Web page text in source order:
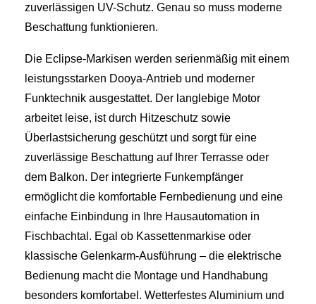
zuverlässigen UV-Schutz. Genau so muss moderne
Beschattung funktionieren.
Die Eclipse-Markisen werden serienmäßig mit einem
leistungsstarken Dooya-Antrieb und moderner
Funktechnik ausgestattet. Der langlebige Motor
arbeitet leise, ist durch Hitzeschutz sowie
Überlastsicherung geschützt und sorgt für eine
zuverlässige Beschattung auf Ihrer Terrasse oder
dem Balkon. Der integrierte Funkempfänger
ermöglicht die komfortable Fernbedienung und eine
einfache Einbindung in Ihre Hausautomation in
Fischbachtal. Egal ob Kassettenmarkise oder
klassische Gelenkarm-Ausführung – die elektrische
Bedienung macht die Montage und Handhabung
besonders komfortabel. Wetterfestes Aluminium und